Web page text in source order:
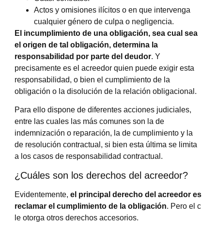
Actos y omisiones ilícitos o en que intervenga
cualquier género de culpa o negligencia.
El incumplimiento de una obligación, sea cual sea
el origen de tal obligación, determina la
responsabilidad por parte del deudor. Y
precisamente es el acreedor quien puede exigir esta
responsabilidad, o bien el cumplimiento de la
obligación o la disolución de la relación obligacional.
Para ello dispone de diferentes acciones judiciales,
entre las cuales las más comunes son la de
indemnización o reparación, la de cumplimiento y la
de resolución contractual, si bien esta última se limita
a los casos de responsabilidad contractual.
¿Cuáles son los derechos del acreedor?
Evidentemente, el principal derecho del acreedor es
reclamar el cumplimiento de la obligación. Pero el c
le otorga otros derechos accesorios.